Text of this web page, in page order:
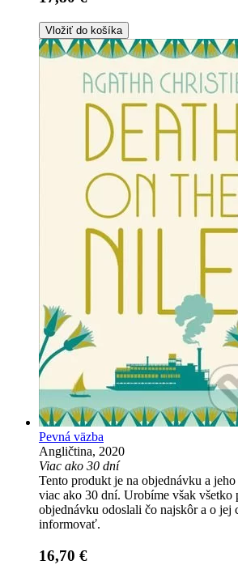
Vložiť do košíka
Pevná väzba
Angličtina, 2020
Viac ako 30 dní
Tento produkt je na objednávku a
viac ako 30 dní. Urobíme však všetko
objednávku odoslali čo najskôr a o jej
informovať.
16,70 €